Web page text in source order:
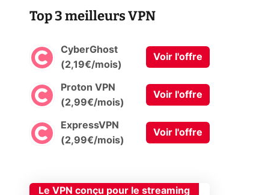
Top 3 meilleurs VPN
CyberGhost
(2,19€/mois)
Voir l'offre
Proton VPN
(2,99€/mois)
Voir l'offre
ExpressVPN
(2,99€/mois)
Voir l'offre
Le VPN conçu pour le streaming